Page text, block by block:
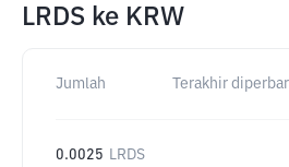
LRDS ke KRW
Jumlah Terakhir
0.0025 LRDS